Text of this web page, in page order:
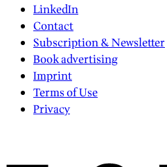
LinkedIn
Contact
Subscription & Newsletter
Book advertising
Imprint
Terms of Use
Privacy